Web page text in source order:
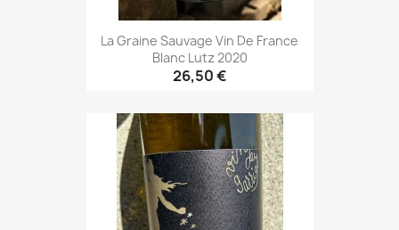
La Graine Sauvage Vin De France
Blanc Lutz 2020
26,50 €